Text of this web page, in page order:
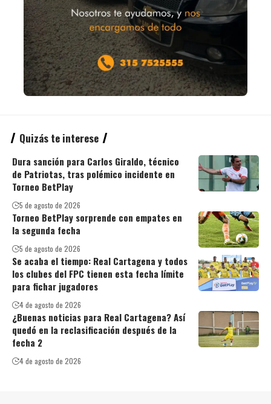
Quizás te interese
Dura sanción para Carlos Giraldo, técnico
de Patriotas, tras polémico incidente en
Torneo BetPlay
5 de agosto de 2026
Torneo BetPlay sorprende con empates en
la segunda fecha
5 de agosto de 2026
Se acaba el tiempo: Real Cartagena y todos
los clubes del FPC tienen esta fecha límite
para fichar jugadores
4 de agosto de 2026
¿Buenas noticias para Real Cartagena? Así
quedó en la reclasificación después de la
fecha 2
4 de agosto de 2026